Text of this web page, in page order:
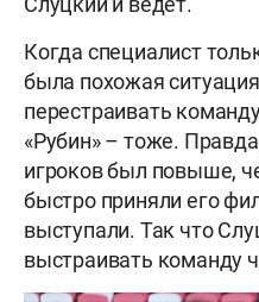
Когда специалист
была похожая
перестраивать
«Рубин» – тоже.
игроков был повыше,
быстро приняли его
выступали. Так что
выстраивать команду